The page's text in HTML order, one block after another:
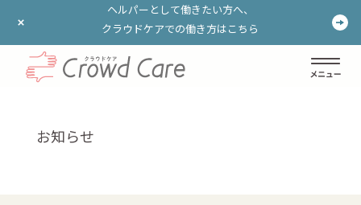
ヘルパーとして働きたい方へ、
クラウドケアでの働き方はこちら
ヘルパーとして働きたい方へ、
クラウドケアでの働き方はこちら
お知らせ